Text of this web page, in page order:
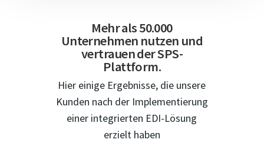
Mehr als 50.000
Unternehmen nutzen und
vertrauen der SPS-
Plattform.
Hier einige Ergebnisse, die unsere
Kunden nach der Implementierung
einer integrierten EDI-Lösung
erzielt haben